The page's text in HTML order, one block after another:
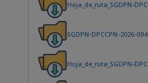
Hoja_de_ruta_SGDPN-
SGDPN-DPCCPN-2026-
Hoja_de_ruta_SGDPN-